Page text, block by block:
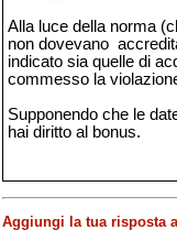
Alla luce della norma
non dovevano
indicato sia quelle di
commesso la
Supponendo che le
hai diritto al bonus.
Aggiungi la tua risposta